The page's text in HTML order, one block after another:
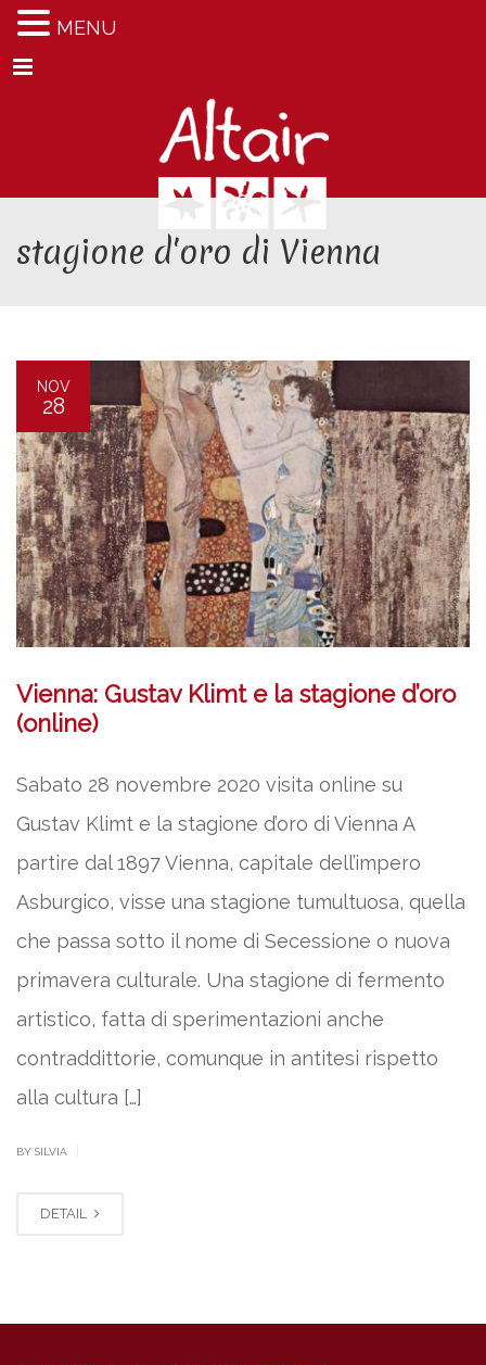
Menu
stagione d'oro di Vienna
NOV
28
Vienna: Gustav Klimt e la stagione d’oro
(online)
Sabato 28 novembre 2020 visita online su
Gustav Klimt e la stagione d’oro di Vienna A
partire dal 1897 Vienna, capitale dell’impero
Asburgico, visse una stagione tumultuosa, quella
che passa sotto il nome di Secessione o nuova
primavera culturale. Una stagione di fermento
artistico, fatta di sperimentazioni anche
contraddittorie, comunque in antitesi rispetto
alla cultura […]
BY SILVIA
DETAIL
MENU